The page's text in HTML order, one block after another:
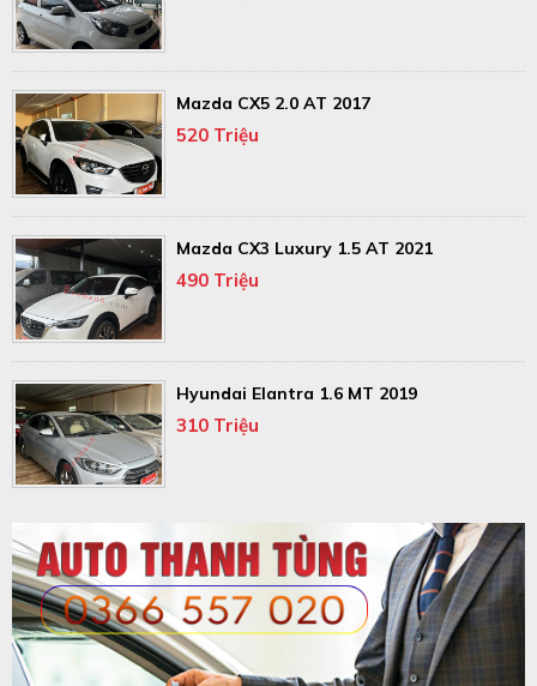
Mazda CX5 2.0 AT 2017
520 Triệu
Mazda CX3 Luxury 1.5 AT 2021
490 Triệu
Hyundai Elantra 1.6 MT 2019
310 Triệu